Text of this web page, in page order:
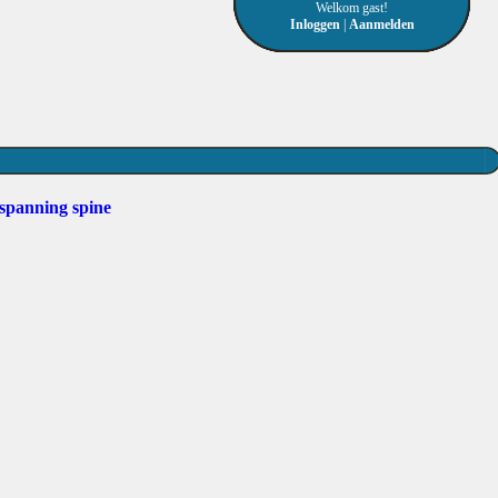
spanning spine
Welkom gast!
Inloggen| Aanmelden